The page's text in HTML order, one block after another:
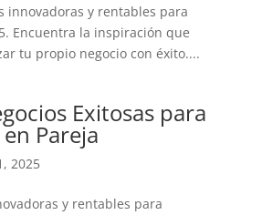
innovadoras y rentables para
Encuentra la inspiración que
tu propio negocio con éxito....
Exitosas para
Pareja
2025
y rentables para